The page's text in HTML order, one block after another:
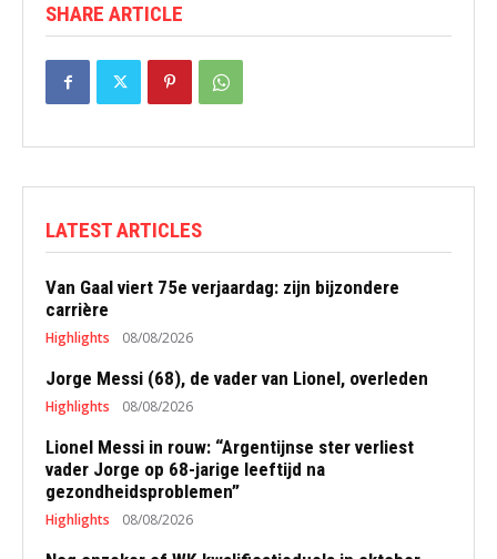
SHARE ARTICLE
LATEST ARTICLES
Van Gaal viert 75e verjaardag: zijn bijzondere
carrière
Highlights 08/08/2026
Jorge Messi (68), de vader van Lionel, overleden
Highlights 08/08/2026
Lionel Messi in rouw: “Argentijnse ster verliest
vader Jorge op 68-jarige leeftijd na
gezondheidsproblemen”
Highlights 08/08/2026